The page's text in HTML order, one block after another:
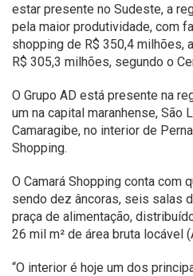
estar presente no Sudeste, a
pela maior produtividade, com
shopping de R$ 350,4 milhões,
R$ 305,3 milhões, segundo o
O Grupo AD está presente na
um na capital maranhense, São
Camaragibe, no interior de
Shopping.
O Camará Shopping conta com
sendo dez âncoras, seis salas
praça de alimentação,
26 mil m² de área bruta locável
“O interior é hoje um dos